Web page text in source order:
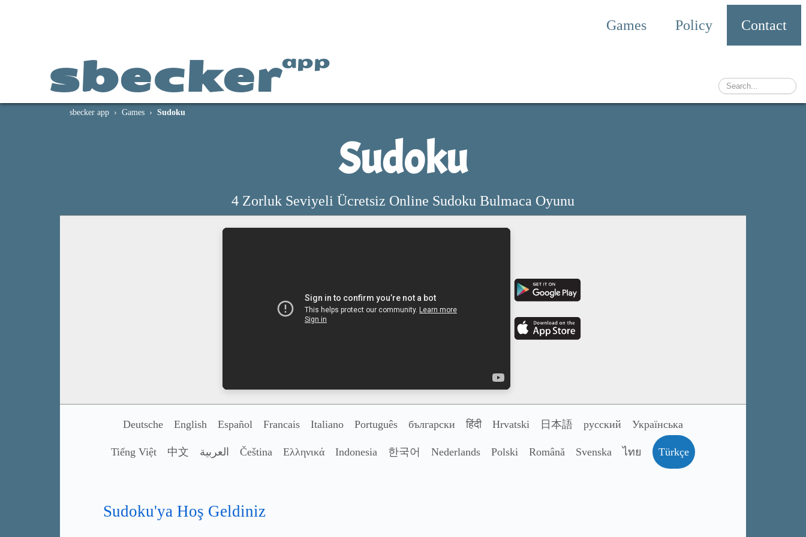
Games Policy Contact
sbeckerapp
sbecker app Games Sudoku
Sudoku
4 Zorluk Seviyeli Ücretsiz Online Sudoku Bulmaca Oyunu
Deutsche English Español Francais Italiano Português български हिंदी Hrvatski 日本語 русский Українська
Tiếng Việt 中文 العربية Čeština Ελληνικά Indonesia 한국어 Nederlands Polski Română Svenska ไทย Türkçe
Sudoku'ya Hoş Geldiniz